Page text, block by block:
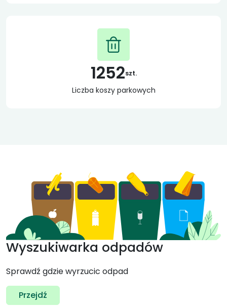
1252szt.
Liczba koszy parkowych
Wyszukiwarka odpadów
Sprawdź gdzie wyrzucic odpad
Przejdź